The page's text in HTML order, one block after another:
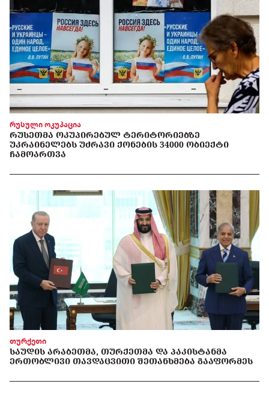
რუსული ოკუპაცია
ᲠᲣᲡᲔᲗᲛᲐ ᲝᲙᲣᲞᲘᲠᲔᲑᲣᲚ ᲢᲔᲠᲘᲢᲝᲠᲘᲔᲑᲖᲔ
ᲣᲙᲠᲐᲘᲜᲔᲚᲔᲑᲡ ᲣᲫᲠᲐᲕᲘ ᲥᲝᲜᲔᲑᲘᲡ 34000 ᲝᲑᲘᲔᲥᲢᲘ
ᲩᲐᲛᲝᲐᲠᲗᲕᲐ
თურქეთი
ᲡᲐᲣᲓᲘᲡ ᲐᲠᲐᲑᲔᲗᲛᲐ, ᲗᲣᲠᲥᲔᲗᲛᲐ ᲓᲐ ᲞᲐᲙᲘᲡᲢᲐᲜᲛᲐ
ᲔᲠᲗᲝᲑᲚᲘᲕᲘ ᲗᲐᲕᲓᲐᲪᲕᲘᲗᲘ ᲨᲔᲗᲐᲜᲮᲛᲔᲑᲐ ᲒᲐᲐᲤᲝᲠᲛᲔᲡ